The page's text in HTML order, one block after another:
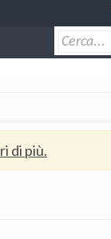
di più.